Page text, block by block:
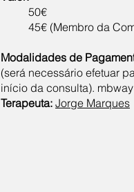
50€
45€ (Membro da
Modalidades de
(será necessário efetuar
início da consulta).
Terapeuta: Jorge Marques